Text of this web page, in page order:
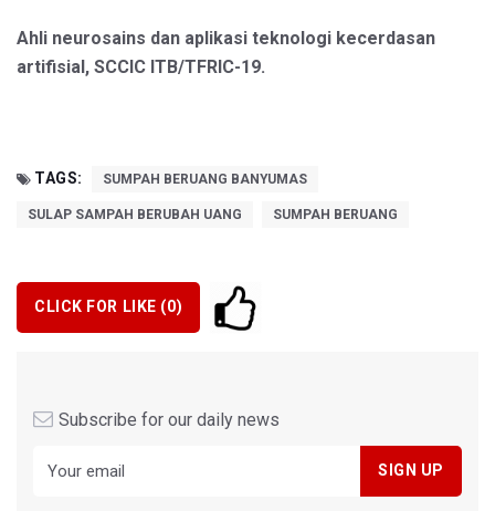
Ahli neurosains dan aplikasi teknologi kecerdasan
artifisial, SCCIC ITB/TFRIC-19.
TAGS: SUMPAH BERUANG BANYUMAS
SULAP SAMPAH BERUBAH UANG SUMPAH BERUANG
CLICK FOR LIKE (0)
Subscribe for our daily news